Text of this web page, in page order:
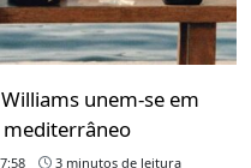
unem-se em
mediterrâneo
3 minutos de leitura